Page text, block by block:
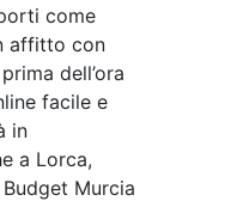
come
affitto con
dell’ora
facile e
in
a Lorca,
Murcia